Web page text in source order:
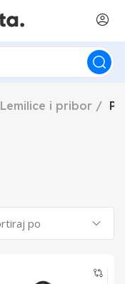
Lemilice i pribor